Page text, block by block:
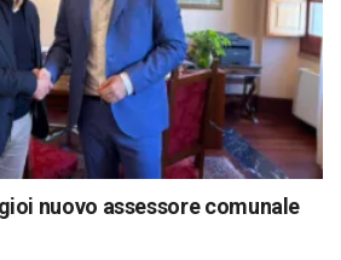
nuovo assessore comunale